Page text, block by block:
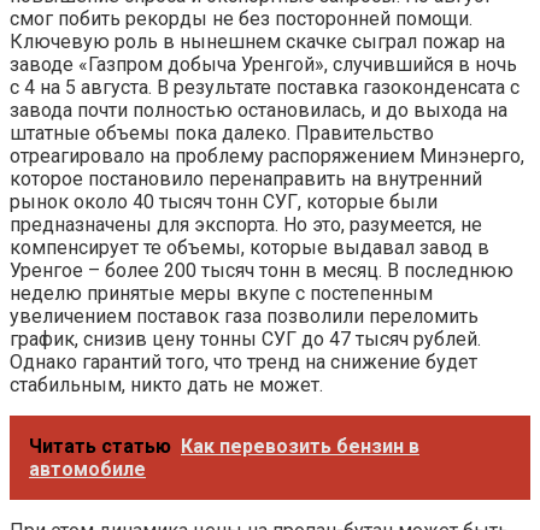
смог побить рекорды не без посторонней помощи.
Ключевую роль в нынешнем скачке сыграл пожар на
заводе «Газпром добыча Уренгой», случившийся в ночь
с 4 на 5 августа. В результате поставка газоконденсата с
завода почти полностью остановилась, и до выхода на
штатные объемы пока далеко. Правительство
отреагировало на проблему распоряжением Минэнерго,
которое постановило перенаправить на внутренний
рынок около 40 тысяч тонн СУГ, которые были
предназначены для экспорта. Но это, разумеется, не
компенсирует те объемы, которые выдавал завод в
Уренгое – более 200 тысяч тонн в месяц. В последнюю
неделю принятые меры вкупе с постепенным
увеличением поставок газа позволили переломить
график, снизив цену тонны СУГ до 47 тысяч рублей.
Однако гарантий того, что тренд на снижение будет
стабильным, никто дать не может.
Читать статью Как перевозить бензин в
автомобиле